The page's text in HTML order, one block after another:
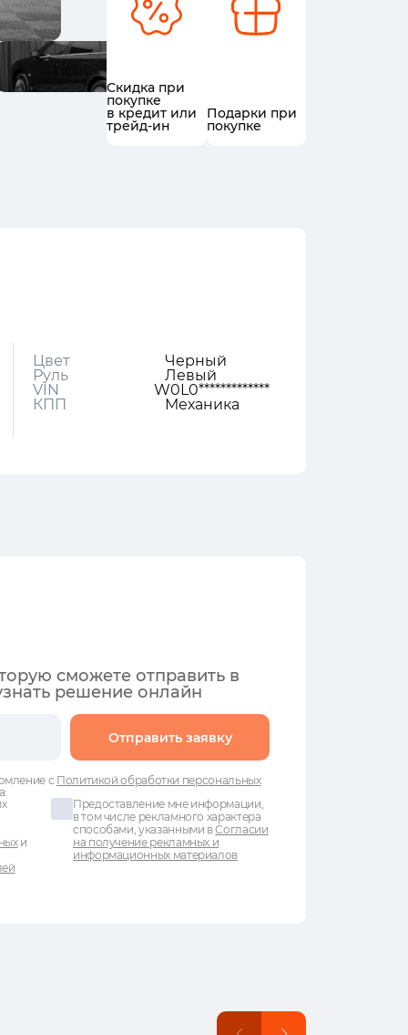
Скидка при
покупке
в кредит или
трейд-ин
Подарки при
покупке
Цвет
Черный
Руль
Левый
VIN
W0L0*************
КПП
Механика
сможете отправить в
решение онлайн
Отправить заявку
с Политикой обработки персональных
и
Предоставление мне информации,
в том числе рекламного характера
способами, указанными вСогласии
на получение рекламных и
информационных материалов